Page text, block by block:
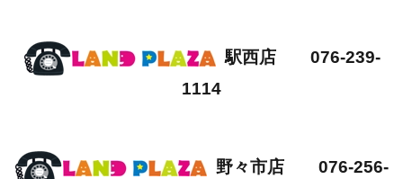
駅西店 076-239-
1114
野々市店 076-256-